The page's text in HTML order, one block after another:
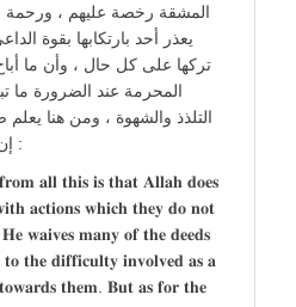
المشقة رخصة عليهم ، ورحمة
يعذر أحد بارتكابها بقوة
تركها على كل حال ، وأن ما
المحرمة عند الضرورة ما
التلذذ والشهوة ، ومن هنا يعلم
:
𝐚𝐥𝐥 𝐭𝐡𝐢𝐬 𝐢𝐬 𝐭𝐡𝐚𝐭 𝐀𝐥𝐥𝐚𝐡 𝐝𝐨𝐞𝐬
𝐚𝐜𝐭𝐢𝐨𝐧𝐬 𝐰𝐡𝐢𝐜𝐡 𝐭𝐡𝐞𝐲 𝐝𝐨 𝐧𝐨𝐭
𝐇𝐞 𝐰𝐚𝐢𝐯𝐞𝐬 𝐦𝐚𝐧𝐲 𝐨𝐟 𝐭𝐡𝐞 𝐝𝐞𝐞𝐝𝐬
𝐭𝐡𝐞 𝐝𝐢𝐟𝐟𝐢𝐜𝐮𝐥𝐭𝐲 𝐢𝐧𝐯𝐨𝐥𝐯𝐞𝐝 𝐚𝐬 𝐚
𝐭𝐡𝐞𝐦. 𝐁𝐮𝐭 𝐚𝐬 𝐟𝐨𝐫 𝐭𝐡𝐞